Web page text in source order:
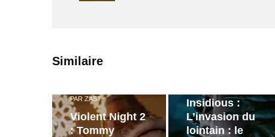
Similaire
PAR ZAST
Violent Night 2
: Tommy
Insidious :
L’invasion du
lointain : le